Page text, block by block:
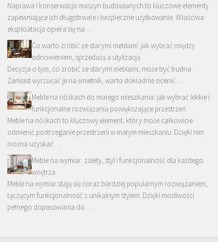
Naprawa i konserwacja maszyn budowlanych to kluczowe elementy
zapewniające ich długotrwałe i bezpieczne użytkowanie. Właściwa
eksploatacja opiera się na …
Co warto zrobić ze starymi meblami: jak wybrać między
odnowieniem, sprzedażą a utylizacją
Decyzja o tym, co zrobić ze starymi meblami, może być trudna.
Zamiast wyrzucać je na śmietnik, warto dokładnie ocenić …
Meble na nóżkach do małego mieszkania: jak wybrać lekkie i
funkcjonalne rozwiązania powiększające przestrzeń
Meble na nóżkach to kluczowy element, który może całkowicie
odmienić postrzeganie przestrzeni w małym mieszkaniu. Dzięki nim
można uzyskać …
Meble na wymiar: zalety, styl i funkcjonalność dla każdego
wnętrza
Meble na wymiar stają się coraz bardziej popularnym rozwiązaniem,
łączącym funkcjonalność z unikalnym stylem. Dzięki możliwości
pełnego dopasowania do …